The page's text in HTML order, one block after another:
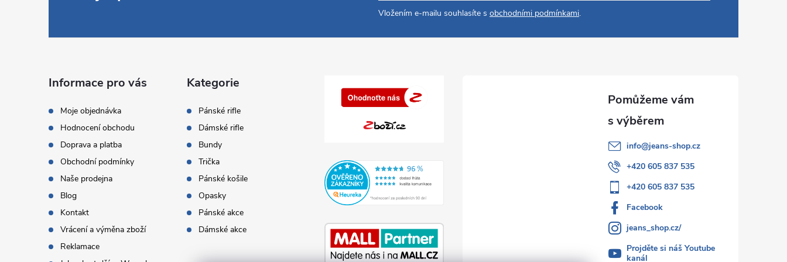
Vložením e-mailu souhlasíte s obchodními podmínkami.
Informace pro vás
Moje objednávka
Hodnocení obchodu
Doprava a platba
Obchodní podmínky
Naše prodejna
Blog
Kontakt
Vrácení a výměna zboží
Reklamace
Kategorie
Pánské rifle
Dámské rifle
Bundy
Trička
Pánské košile
Opasky
Pánské akce
Dámské akce
info@jeans-shop.cz
+420 605 837 535
+420 605 837 535
Facebook
jeans_shop.cz/
Projděte si náš Youtube
kanál